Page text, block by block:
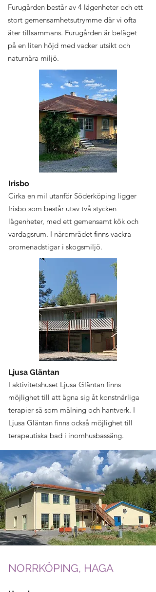
Furugården består av 4 lägenheter och ett
stort gemensamhetsutrymme där vi ofta
äter tillsammans. Furugården är beläget
på en liten höjd med vacker utsikt och
naturnära miljö.
Irisbo
Cirka en mil utanför Söderköping ligger
Irisbo som består utav två stycken
lägenheter, med ett gemensamt kök och
vardagsrum. I närområdet finns vackra
promenadstigar i skogsmiljö.
Ljusa Gläntan
I aktivitetshuset Ljusa Gläntan finns
möjlighet till att ägna sig åt konstnärliga
terapier så som målning och hantverk. I
Ljusa Gläntan finns också möjlighet till
terapeutiska bad i inomhusbassäng.
NORRKÖPING, HAGA